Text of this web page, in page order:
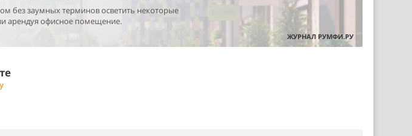
без заумных терминов осветить некоторые
арендуя офисное помещение.
ЖУРНАЛ РУМФИ.РУ